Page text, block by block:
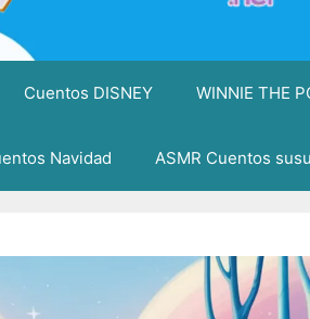
Cuentos DISNEY WINNIE THE
Navidad ASMR Cuentos